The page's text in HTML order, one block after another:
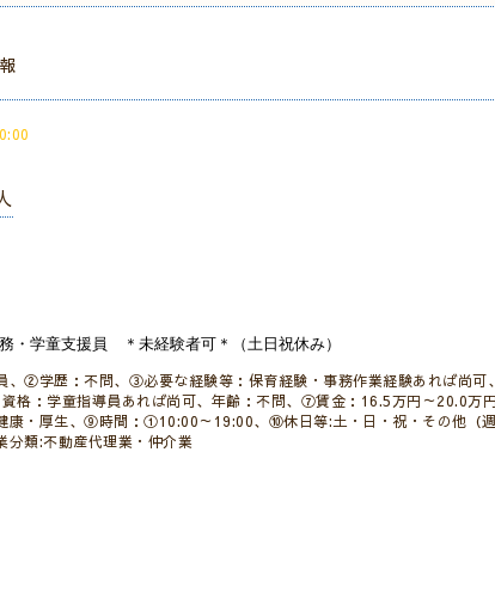
学童支援員 ＊未経験者可＊（土日祝休み）
、②学歴：不問、③必要な経験等：保育経験・事務作業経験あれば尚可
格：学童指導員あれば尚可、年齢：不問、⑦賃金：16.5万円～20.0万
康・厚生、⑨時間：①10:00～19:00、⑩休日等:土・日・祝・その他（
分類:不動産代理業・仲介業